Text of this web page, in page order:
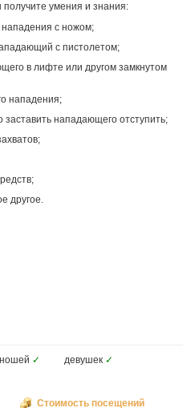
умения и знания:
нападения с ножом;
с пистолетом;
в лифте или другом замкнутом
нападения;
заставить нападающего отступить;
другое.
✓ девушек ✓
Стоимость посещений